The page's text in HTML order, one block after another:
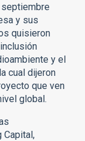
y sus
quisieron
y el
cual dijeron
que ven
global.
Capital,